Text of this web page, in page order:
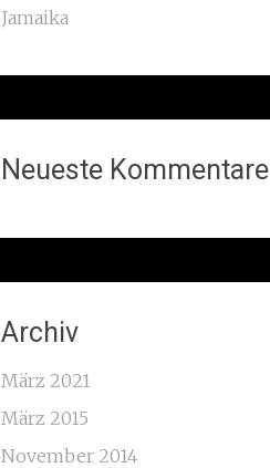
Jamaika
Neueste Kommentare
Archiv
März 2021
März 2015
November 2014